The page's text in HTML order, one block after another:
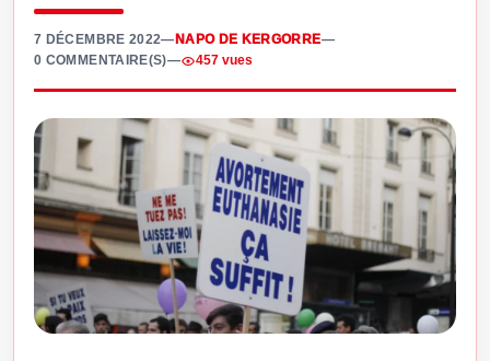
7 DÉCEMBRE 2022— NAPO DE KERGORRE—
0 COMMENTAIRE(S)— 457 vues